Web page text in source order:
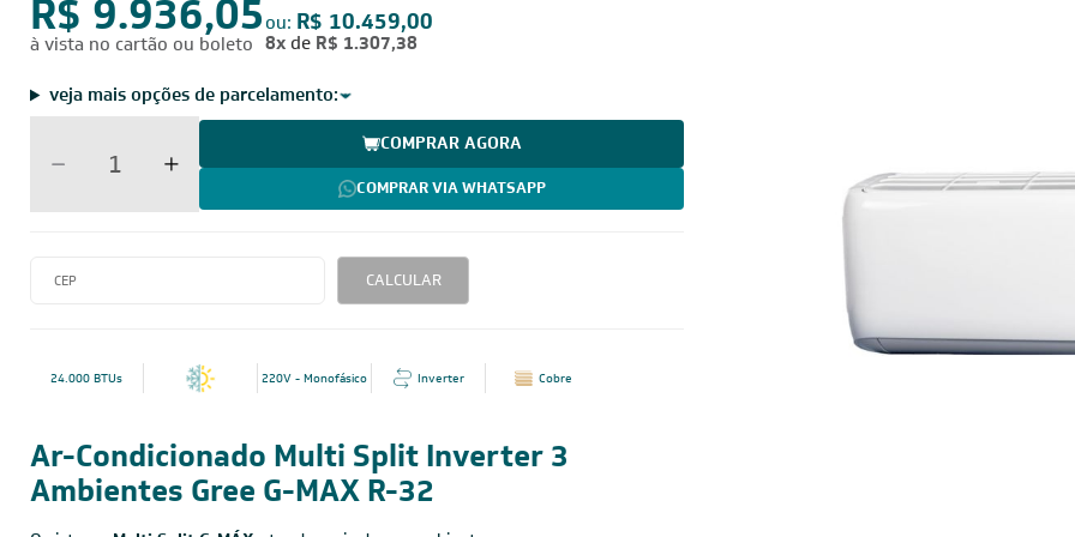
R$ 9.936,05
à vista no cartão ou boleto
ou: R$ 10.459,00
8x de R$ 1.307,38
veja mais opções de parcelamento:
COMPRAR AGORA
COMPRAR VIA WHATSAPP
CALCULAR
24.000 BTUs 220V - Monofásico Inverter Cobre
Ar-Condicionado Multi Split Inverter 3
Ambientes Gree G-MAX R-32